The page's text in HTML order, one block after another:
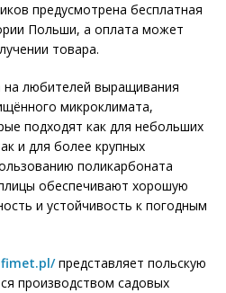
предусмотрена бесплатная
Польши, а оплата может
товара.
любителей выращивания
микроклимата,
подходят как для небольших
и для более крупных
поликарбоната
обеспечивают хорошую
и устойчивость к погодным
представляет польскую
производством садовых